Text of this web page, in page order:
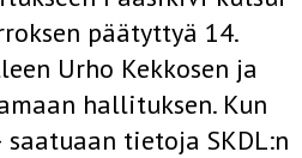
päätyttyä 14.
Urho Kekkosen ja
hallituksen. Kun
tietoja SKDL:n